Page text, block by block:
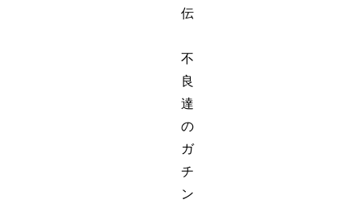
伝
不
良
達
の
ガ
チ
ン